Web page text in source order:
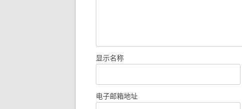
显示名称
电子邮箱地址